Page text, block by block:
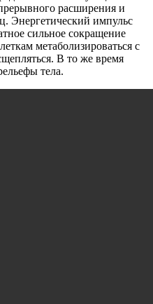
расширения и
Энергетический импульс
сильное сокращение
метаболизироваться с
В то же время
тела.